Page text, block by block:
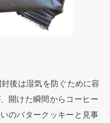
後は湿気を防ぐために容
開けた瞬間からコーヒー
のバタークッキーと見事